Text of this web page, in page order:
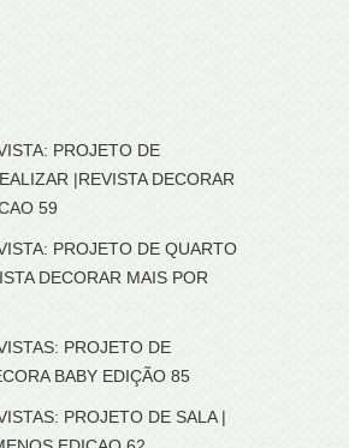
PROJETO DE
|REVISTA DECORAR
59
PROJETO DE QUARTO
DECORAR MAIS POR
PROJETO DE
BABY EDIÇÃO 85
PROJETO DE SALA |